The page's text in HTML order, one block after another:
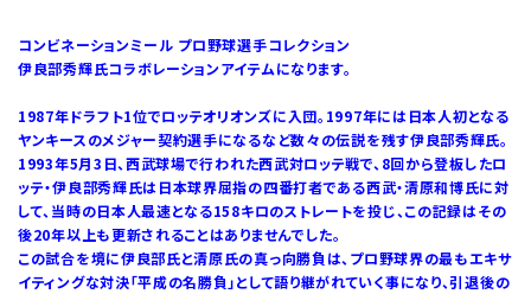
コンビネーションミール プロ野球選手コレクション
伊良部秀輝氏コラボレーションアイテムになります。
1987年ドラフト1位でロッテオリオンズに入団。1997年には日本人初となる
ヤンキースのメジャー契約選手になるなど数々の伝説を残す伊良部秀輝氏。
1993年5月3日、西武球場で行われた西武対ロッテ戦で、8回から登板したロ
ッテ・伊良部秀輝氏は日本球界屈指の四番打者である西武・清原和博氏に対
して、当時の日本人最速となる158キロのストレートを投じ、この記録はその
後20年以上も更新されることはありませんでした。
この試合を境に伊良部氏と清原氏の真っ向勝負は、プロ野球界の最もエキサ
イティングな対決「平成の名勝負」として語り継がれていく事になり、引退後の